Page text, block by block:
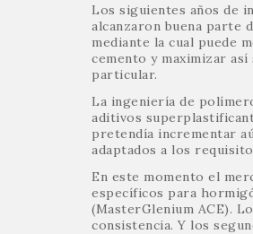
Los siguientes años de
alcanzaron buena parte
mediante la cual puede
cemento y maximizar
particular.
La ingeniería de
aditivos
pretendía incrementar
adaptados a los
En este momento el
específicos para
(MasterGlenium ACE).
consistencia. Y los